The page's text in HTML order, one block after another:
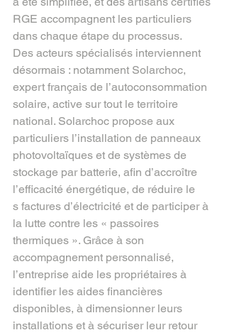
RGE accompagnent les particuliers
dans chaque étape du processus.
Des acteurs spécialisés interviennent
désormais : notamment Solarchoc,
expert français de l’autoconsommation
solaire, active sur tout le territoire
national. Solarchoc propose aux
particuliers l’installation de panneaux
photovoltaïques et de systèmes de
stockage par batterie, afin d’accroître
l’efficacité énergétique, de réduire le
s factures d’électricité et de participer à
la lutte contre les « passoires
thermiques ». Grâce à son
accompagnement personnalisé,
l’entreprise aide les propriétaires à
identifier les aides financières
disponibles, à dimensionner leurs
installations et à sécuriser leur retour